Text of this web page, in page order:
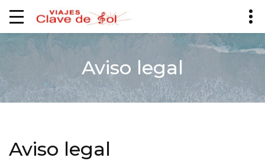
Aviso legal
Aviso legal